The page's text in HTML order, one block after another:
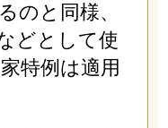
のと同様、
どとして使
特例は適用